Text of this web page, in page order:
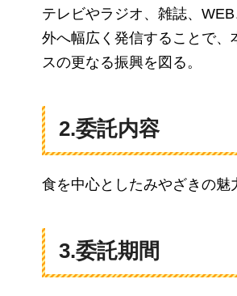
テレビやラジオ、雑誌、
外へ幅広く発信することで
スの更なる振興を図る。
2.委託内容
食を中心としたみやざきの魅
3.委託期間